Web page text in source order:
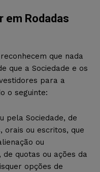
em Rodadas
que nada
que a Sociedade e os
para a
o seguinte:
pela Sociedade, de
orais ou escritos, que
ou
quotas ou ações da
opções de